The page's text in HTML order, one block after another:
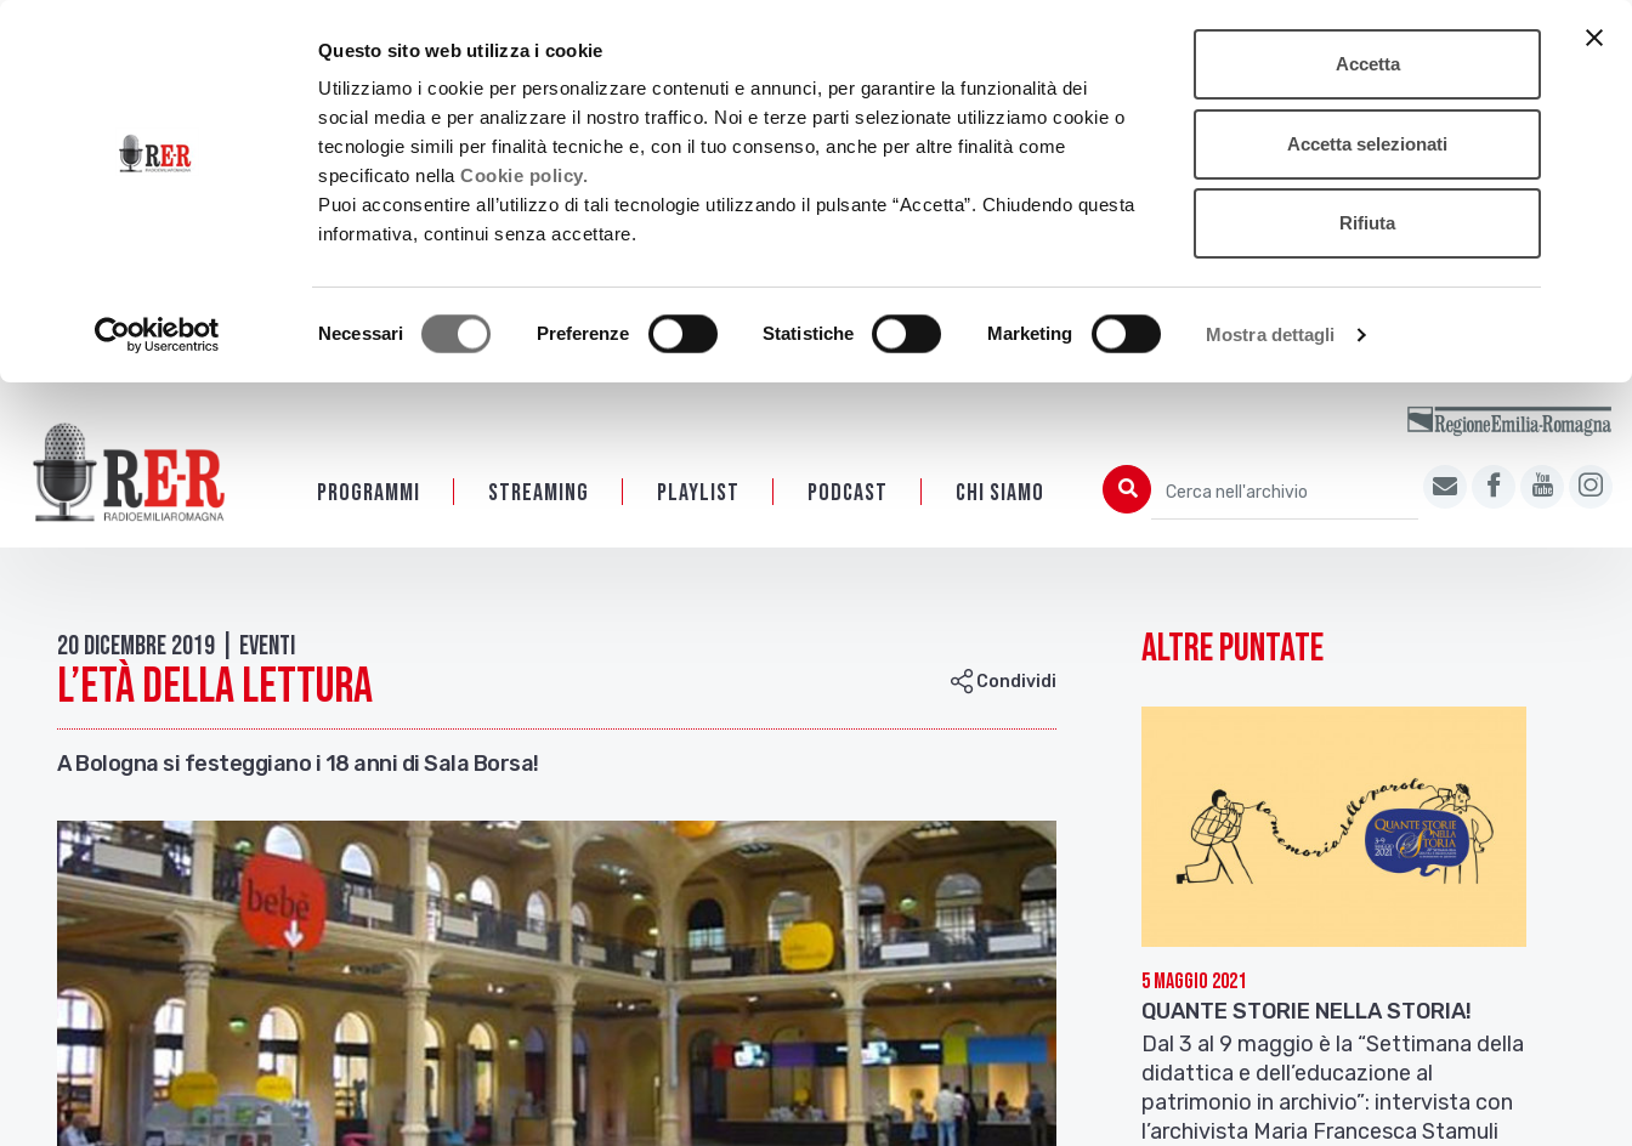
Questo sito web utilizza i cookie
Utilizziamo i cookie per personalizzare contenuti e annunci, per garantire la funzionalità dei
social media e per analizzare il nostro traffico. Noi e terze parti selezionate utilizziamo cookie o
tecnologie simili per finalità tecniche e, con il tuo consenso, anche per altre finalità come
specificato nellaCookie policy.
Puoi acconsentire all’utilizzo di tali tecnologie utilizzando il pulsante “Accetta”. Chiudendo questa
informativa, continui senza accettare.
Necessari Preferenze Statistiche Marketing Mostra dettagli
Accetta
Accetta selezionati
Rifiuta
Programmi Streaming Playlist PODCAST Chi siamo Cerca
Cerca nell'archivio
20 Dicembre 2019 | Eventi
L’età della lettura Condividi
A Bologna si festeggiano i 18 anni di Sala Borsa!
Altre puntate
5 Maggio 2021
QUANTE STORIE NELLA STORIA!
Dal 3 al 9 maggio è la “Settimana della
didattica e dell’educazione al
patrimonio in archivio”: intervista con
l’archivista Maria Francesca Stamuli